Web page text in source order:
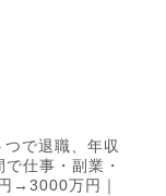
で退職、年収
仕事・副業・
→3000万円｜